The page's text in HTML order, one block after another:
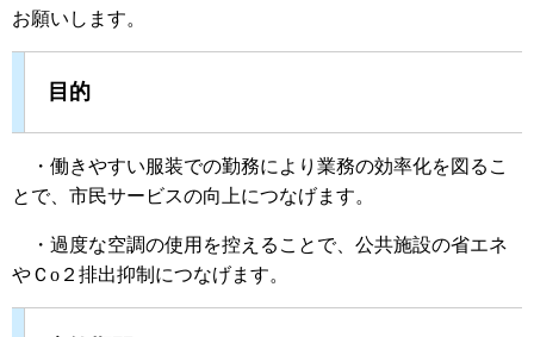
お願いします。
目的
・働きやすい服装での勤務により業務の効率化を図るこ
とで、市民サービスの向上につなげます。
・過度な空調の使用を控えることで、公共施設の省エネ
やＣo２排出抑制につなげます。